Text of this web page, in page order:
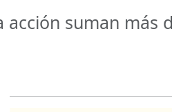
suman más